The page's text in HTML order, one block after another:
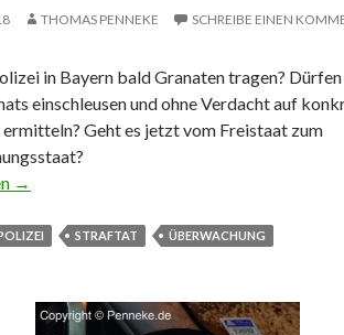
THOMAS PENNEKE SCHREIBE EINEN
in Bayern bald Granaten tragen?
einschleusen und ohne Verdacht auf
Geht es jetzt vom Freistaat zum
zum Geheimdienst?
→
STRAFTAT ÜBERWACHUNG